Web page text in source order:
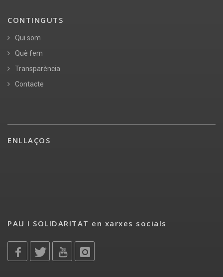
CONTINGUTS
Qui som
Què fem
Transparència
Contacte
ENLLAÇOS
PAU I SOLIDARITAT en xarxes socials